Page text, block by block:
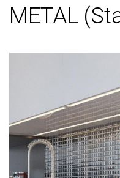
METAL